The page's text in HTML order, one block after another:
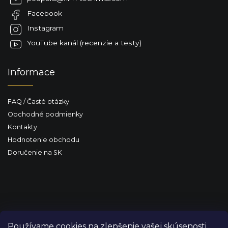
y
i
Facebook
Instagram
YouTube kanál (recenzie a testy)
Informace
FAQ / Časté otázky
Obchodné podmienky
Kontakty
Hodnotenie obchodu
Doručenie na SK